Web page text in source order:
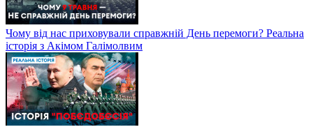
Чому від нас приховували справжній День перемоги? Реальна
історія з Акімом Галімолвим